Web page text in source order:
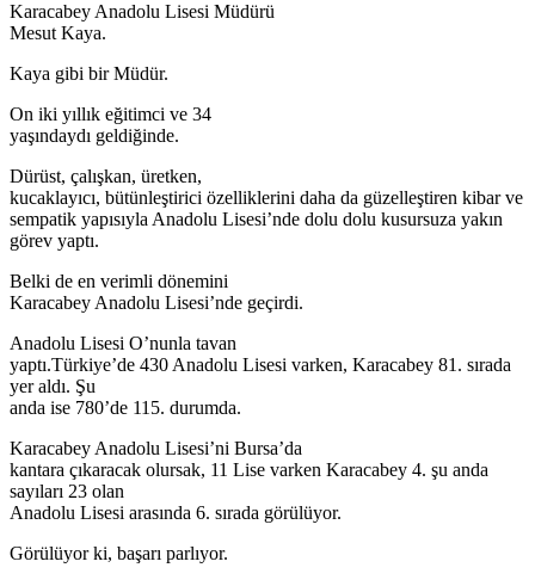
Karacabey Anadolu Lisesi Müdürü
Mesut Kaya.
Kaya gibi bir Müdür.
On iki yıllık eğitimci ve 34
yaşındaydı geldiğinde.
Dürüst, çalışkan, üretken,
kucaklayıcı, bütünleştirici özelliklerini daha da güzelleştiren kibar ve
sempatik yapısıyla Anadolu Lisesi’nde dolu dolu kusursuza yakın
görev yaptı.
Belki de en verimli dönemini
Karacabey Anadolu Lisesi’nde geçirdi.
Anadolu Lisesi O’nunla tavan
yaptı.Türkiye’de 430 Anadolu Lisesi varken, Karacabey 81. sırada
yer aldı. Şu
anda ise 780’de 115. durumda.
Karacabey Anadolu Lisesi’ni Bursa’da
kantara çıkaracak olursak, 11 Lise varken Karacabey 4. şu anda
sayıları 23 olan
Anadolu Lisesi arasında 6. sırada görülüyor.
Görülüyor ki, başarı parlıyor.